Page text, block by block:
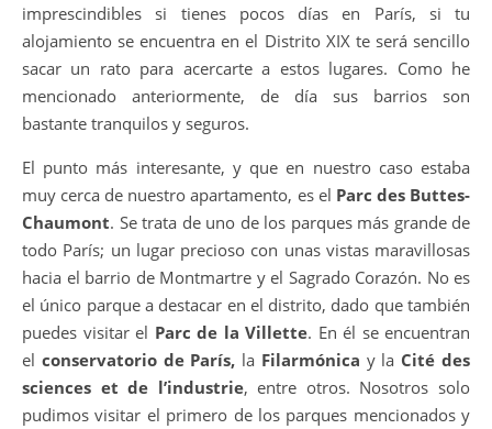
imprescindibles si tienes pocos días en París, si tu
alojamiento se encuentra en el Distrito XIX te será sencillo
sacar un rato para acercarte a estos lugares. Como he
mencionado anteriormente, de día sus barrios son
bastante tranquilos y seguros.
El punto más interesante, y que en nuestro caso estaba
muy cerca de nuestro apartamento, es el Parc des Buttes-
Chaumont. Se trata de uno de los parques más grande de
todo París; un lugar precioso con unas vistas maravillosas
hacia el barrio de Montmartre y el Sagrado Corazón. No es
el único parque a destacar en el distrito, dado que también
puedes visitar el Parc de la Villette. En él se encuentran
el conservatorio de París, la Filarmónica y la Cité des
sciences et de l’industrie, entre otros. Nosotros solo
pudimos visitar el primero de los parques mencionados y